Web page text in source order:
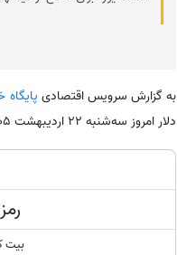
به گزارش سرویس اقتصادی
دلار امروز سه‌شنبه 22 اردیبهشت 1405 را می‌توانید در جدول زیر مشاهده نمایید.
بیت